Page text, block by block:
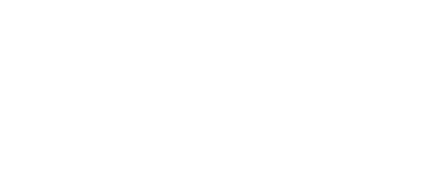
StandardSSD_LRS, UltraSSD_LRS, Premium_ZRS and